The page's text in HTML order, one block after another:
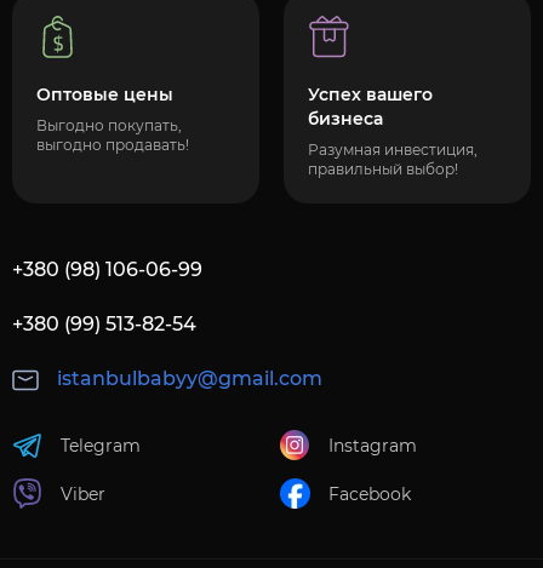
Оптовые цены
Выгодно покупать,
выгодно продавать!
Успех вашего
бизнеса
Разумная инвестиция,
правильный выбор!
+380 (98) 106-06-99
+380 (99) 513-82-54
istanbulbabyy@gmail.com
Telegram
Viber
Instagram
Facebook